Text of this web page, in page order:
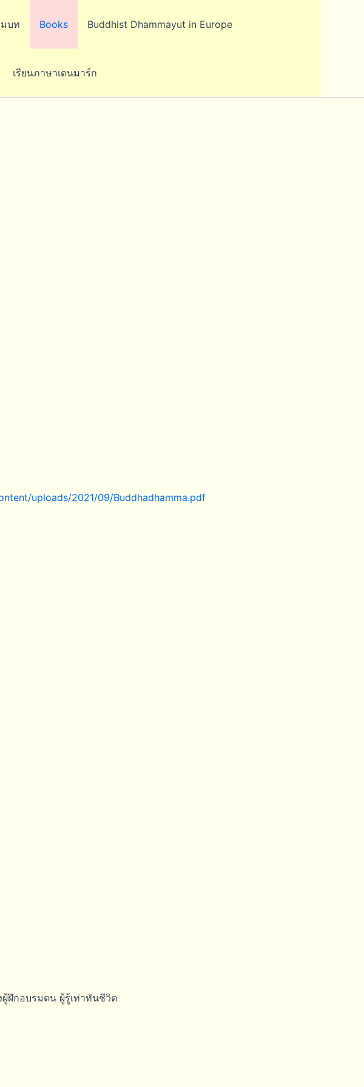
บท Books Buddhist Dhammayut in Europe
เรียนภาษาเดนมาร์ก
uploads/2021/09/Buddhadhamma.pdf
ฝึกอบรมตน ผู้รู้เท่าทันชีวิต